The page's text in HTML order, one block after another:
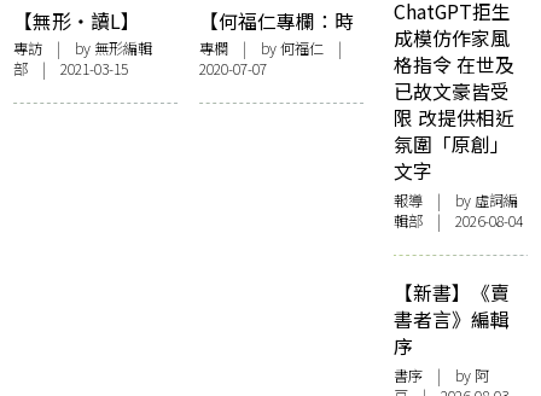
【無形・讀L】
「歷史本身何曾有
逗號句號」——筆
訪陳冠中《北京零
專訪 | by 無形編輯
部 | 2021-03-15
【何福仁專欄：時
宜篇】寶玉：從拒
絕混帳到也混帳起
來
專欄| by何福仁|
2020-07-07
ChatGPT拒生
成模仿作家風
格指令 在世及
已故文豪皆受
限 改提供相近
氛圍「原創」
文字
報導 | by 虛詞編
輯部 | 2026-08-04
【新書】《賣
書者言》編輯
序
書序 | by 阿